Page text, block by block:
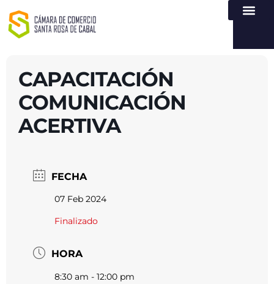
CAPACITACIÓN
COMUNICACIÓN
ACERTIVA
FECHA
07 Feb 2024
Finalizado
HORA
8:30 am - 12:00 pm